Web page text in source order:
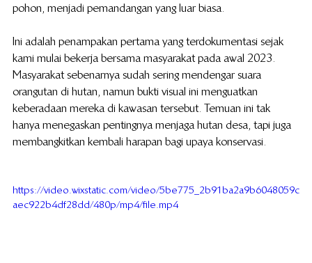
pohon, menjadi pemandangan yang luar biasa.
Ini adalah penampakan pertama yang terdokumentasi sejak
kami mulai bekerja bersama masyarakat pada awal 2023.
Masyarakat sebenarnya sudah sering mendengar suara
orangutan di hutan, namun bukti visual ini menguatkan
keberadaan mereka di kawasan tersebut. Temuan ini tak
hanya menegaskan pentingnya menjaga hutan desa, tapi juga
membangkitkan kembali harapan bagi upaya konservasi.
https://video.wixstatic.com/video/5be775_2b91ba2a9b6048059c
aec922b4df28dd/480p/mp4/file.mp4